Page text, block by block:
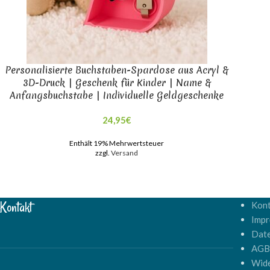
Personalisierte Buchstaben-Spardose aus Acryl &
3D-Druck | Geschenk für Kinder | Name &
Anfangsbuchstabe | Individuelle Geldgeschenke
24,95€
Enthält 19% Mehrwertsteuer
zzgl.Versand
Kontakt
AGB